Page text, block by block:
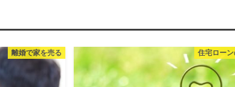
離婚で家を売る 住宅ロー